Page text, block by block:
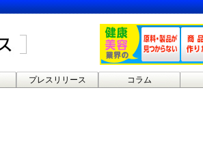
プレスリリース コラム